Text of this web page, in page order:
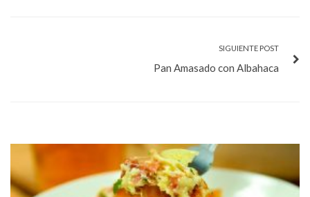
SIGUIENTE POST
Pan Amasado con Albahaca